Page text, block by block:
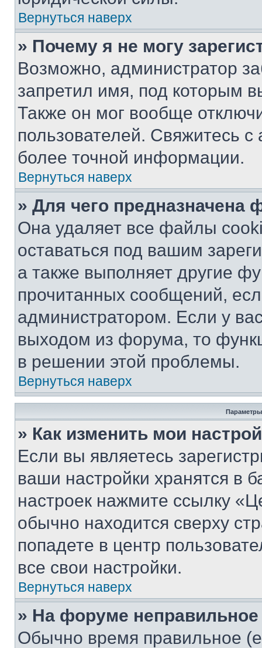
Вернуться наверх
» Почему я не могу
Возможно, администратор
запретил имя, под которым
Также он мог вообще
пользователей. Свяжитесь
более точной информации.
Вернуться наверх
» Для чего предназначена
Она удаляет все файлы
оставаться под вашим
а также выполняет другие
прочитанных сообщений,
администратором. Если у
выходом из форума, то
в решении этой проблемы.
Вернуться наверх
Параметры
» Как изменить мои
Если вы являетесь
ваши настройки хранятся в
настроек нажмите ссылку
обычно находится сверху
попадете в центр
все свои настройки.
Вернуться наверх
» На форуме
Обычно время правильное